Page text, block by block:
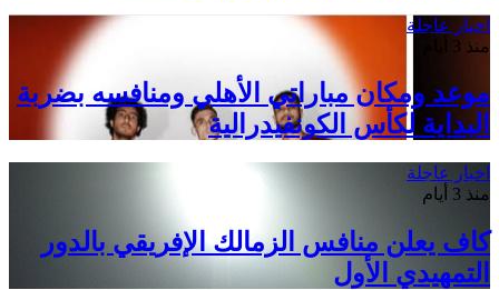
اخبار عاجلة
منذ 3 أيام
موعد ومكان مباراتي الأهلي ومنافسه بضربة
البداية لكأس الكونفيدرالية
اخبار عاجلة
منذ 3 أيام
كاف يعلن منافس الزمالك الإفريقي بالدور
التمهيدي الأول